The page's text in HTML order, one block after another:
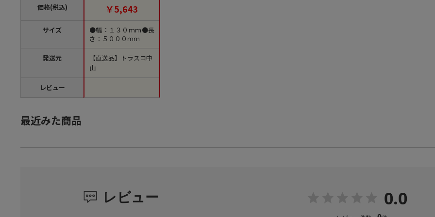
価格(税込)
サイズ
発送元
レビュー
￥5,643
●幅：１３０ｍｍ●長
さ：５０００ｍｍ
【直送品】トラスコ中
山
最近みた商品
レビュー 0.0